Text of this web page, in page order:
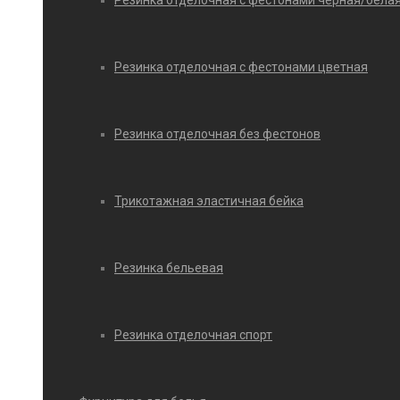
Резинка отделочная с фестонами цветная
Резинка отделочная без фестонов
Трикотажная эластичная бейка
Резинка бельевая
Резинка отделочная спорт